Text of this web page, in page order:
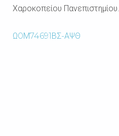
Χαροκοπείου Πανεπιστημίου.
Ω0Μ74691ΒΣ-ΑΨΘ